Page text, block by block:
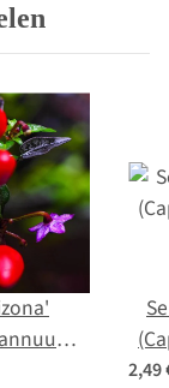
2,49